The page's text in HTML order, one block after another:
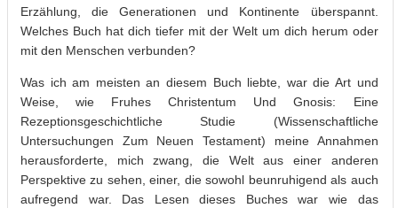
Erzählung, die Generationen und Kontinente überspannt.
Welches Buch hat dich tiefer mit der Welt um dich herum oder
mit den Menschen verbunden?
Was ich am meisten an diesem Buch liebte, war die Art und
Weise, wie Fruhes Christentum Und Gnosis: Eine
Rezeptionsgeschichtliche Studie (Wissenschaftliche
Untersuchungen Zum Neuen Testament) meine Annahmen
herausforderte, mich zwang, die Welt aus einer anderen
Perspektive zu sehen, einer, die sowohl beunruhigend als auch
aufregend war. Das Lesen dieses Buches war wie das